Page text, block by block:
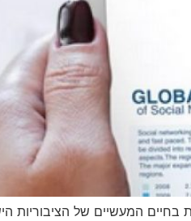
המעשיים של הציבוריות